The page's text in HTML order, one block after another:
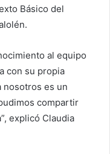
Básico del
al equipo
con su propia
nosotros es un
compartir
explicó Claudia